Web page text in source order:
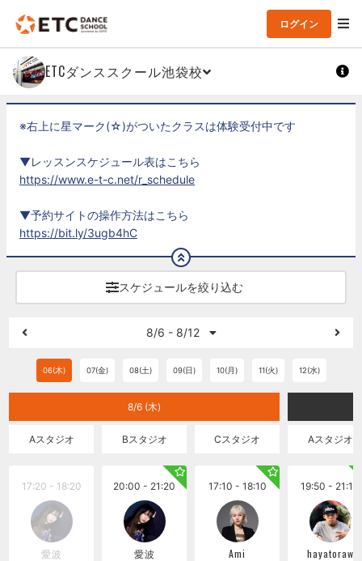
ログイン
ETCダンススクール池袋校
※右上に星マーク(☆)がついたクラスは体験受付中です
▼レッスンスケジュール表はこちら
https://www.e-t-c.net/r_schedule
▼予約サイトの操作方法はこちら
https://bit.ly/3ugb4hC
スケジュールを絞り込む
8/6 - 8/12
06(木) 07(金) 08(土) 09(日) 10(月) 11(火) 12(水)
8/6 (木)
Aスタジオ Bスタジオ Cスタジオ Aスタジオ
17:20 - 18:20
愛波
20:00 - 21:20
愛波
17:10 - 18:10
Ami
19:50 - 21:10
hayatoraw